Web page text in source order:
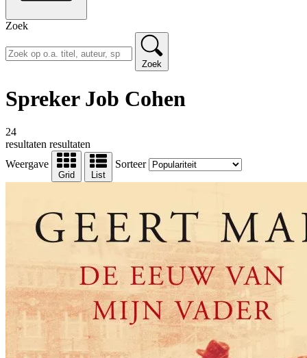
Zoek
Zoek
Spreker Job Cohen
24
resultaten resultaten
Weergave
Grid List
Sorteer